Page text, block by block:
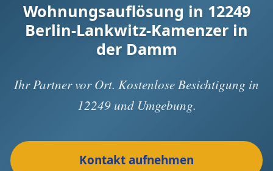
Wohnungsauflösung in 12249
Berlin-Lankwitz-Kamenzer in
der Damm
Ihr Partner vor Ort. Kostenlose Besichtigung in
12249 und Umgebung.
Kontakt aufnehmen